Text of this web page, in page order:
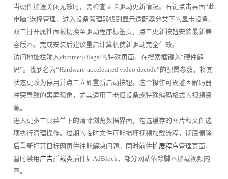
当硬件加速关闭无效时，需检查显卡驱动更新情况。右键点击桌面“此
电脑”选择管理，进入设备管理器找到显示适配器分类下的显卡设备。
双击打开属性面板切换至驱动程序标签页，点击更新按钮安装最新兼
容版本。完成安装后建议重启计算机使新驱动完全生效。
访问地址栏输入chrome://flags/的特殊页面，在搜索框键入“硬件解
码”。找到名为“Hardware-accelerated video decode”的配置参数，将其
状态更改为停用并点击立即重新启动按钮。这个操作可规避因解码器
冲突导致的黑屏现象，尤其适用于老旧设备或特殊编码格式的视频资
源。
进入更多工具菜单下的清除浏览数据界面，勾选缓存的图片和文件选
项执行清理操作。过期的临时文件可能损坏视频加载流程，彻底删除
后重新打开目标网页往往能解决问题。同时前往扩展程序管理页面，
暂时禁用广告拦截类插件如AdBlock，部分网站依赖脚本加载视频内
容。